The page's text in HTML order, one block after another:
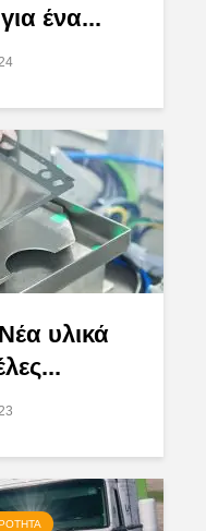
ένα...
υλικά